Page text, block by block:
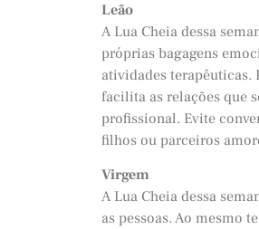
Leão
A Lua Cheia dessa
próprias bagagens
atividades terapêuticas.
facilita as relações que
profissional. Evite
filhos ou parceiros
Virgem
A Lua Cheia dessa
as pessoas. Ao mesmo